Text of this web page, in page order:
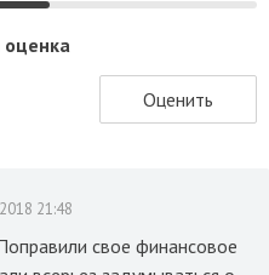
оценка
Оценить
21:48
свое финансовое